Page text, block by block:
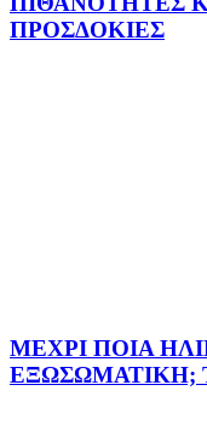
ΠΡΟΣΔΟΚΙΕΣ
ΜΕΧΡΙ ΠΟΙΑ
ΕΞΩΣΩΜΑΤΙΚΗ;